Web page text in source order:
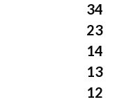
34
23
14
13
12